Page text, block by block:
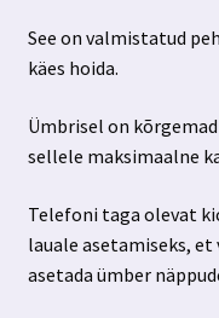
See on valmistatud
käes hoida.
Ümbrisel on
sellele maksimaalne
Telefoni taga olevat
lauale asetamiseks,
asetada ümber